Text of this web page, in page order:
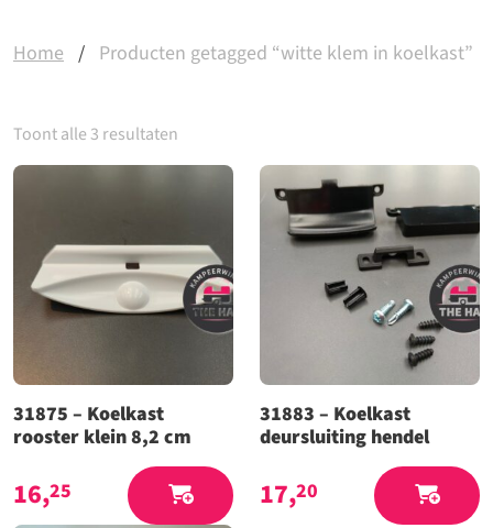
Home / Producten getagged “witte klem in koelkast”
Toont alle 3 resultaten
31875 – Koelkast
rooster klein 8,2 cm
16,25
31883 – Koelkast
deursluiting hendel
17,20